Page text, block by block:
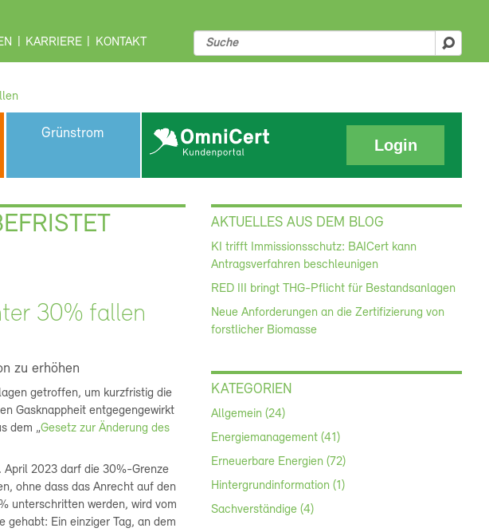
suchen
KARRIERE KONTAKT
Grünstrom
Login
30% fallen
zu erhöhen
getroffen, um kurzfristig die
Gasknappheit entgegengewirkt
dem „Gesetz zur Änderung des
April 2023 darf die 30%-Grenze
ohne dass das Anrecht auf den
unterschritten werden, wird vom
gehabt: Ein einziger Tag, an dem
AKTUELLES AUS DEM BLOG
KI trifft Immissionsschutz: BAICert kann
Antragsverfahren beschleunigen
RED III bringt THG-Pflicht für Bestandsanlagen
Neue Anforderungen an die Zertifizierung von
forstlicher Biomasse
KATEGORIEN
Allgemein (24)
Energiemanagement (41)
Erneuerbare Energien (72)
Hintergrundinformation (1)
Sachverständige (4)